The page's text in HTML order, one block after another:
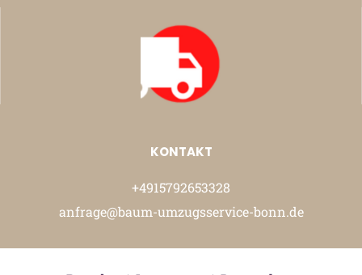
KONTAKT
+4915792653328
anfrage@baum-umzugsservice-bonn.de